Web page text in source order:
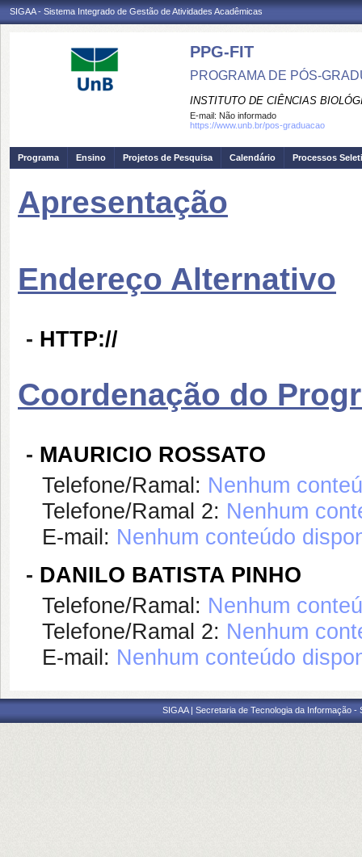
SIGAA - Sistema Integrado de Gestão de Atividades Acadêmicas
PPG-FIT
PROGRAMA DE PÓS-
INSTITUTO DE CIÊNCIAS
E-mail: Não informado
https://www.unb.br/pos-graduacao
Programa Ensino Projetos de Pesquisa Calendário Processos
Apresentação
Endereço Alternativo
- HTTP://
Coordenação do
- MAURICIO ROSSATO
Telefone/Ramal: Nenhum
Telefone/Ramal 2: Nenhum
E-mail: Nenhum conteúdo
- DANILO BATISTA PINHO
Telefone/Ramal: Nenhum
Telefone/Ramal 2: Nenhum
E-mail: Nenhum conteúdo
SIGAA | Secretaria de Tecnologia da Informação